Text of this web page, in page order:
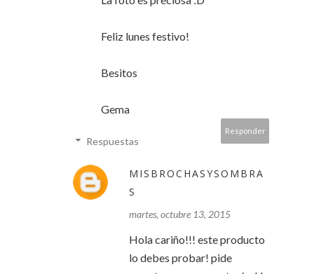
Feliz lunes festivo!
Besitos
Gema
Responder
Respuestas
MISBROCHASYSOMBRA
S
martes, octubre 13, 2015
Hola cariño!!! este producto
lo debes probar! pide